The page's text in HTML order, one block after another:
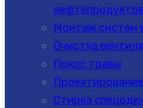
нефтепродуктов
Монтаж систем
Очистка
Покос травы
Стирка